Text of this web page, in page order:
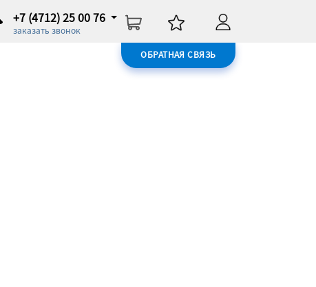
+7 (4712) 25 00 76
заказать звонок
ОБРАТНАЯ СВЯЗЬ